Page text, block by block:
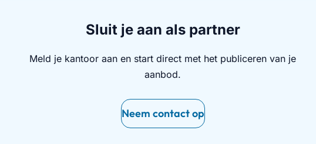
Sluit je aan als partner
Meld je kantoor aan en start direct met het publiceren van je
aanbod.
Neem contact op